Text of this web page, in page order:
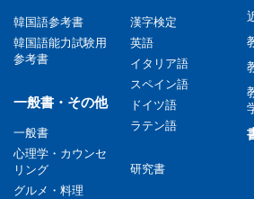
韓国語参考書
韓国語能力試験用
参考書
一般書・その他
一般書
心理学・カウンセ
リング
グルメ・料理
漢字検定
英語
イタリア語
スペイン語
ドイツ語
ラテン語
研究書